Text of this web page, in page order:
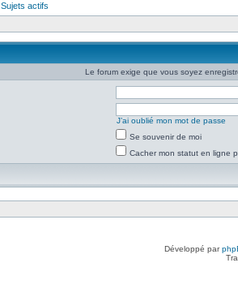
Sujets actifs
Le forum exige que vous soyez
J’ai oublié mon mot de passe
Se souvenir de moi
Cacher mon statut en ligne
Développé par